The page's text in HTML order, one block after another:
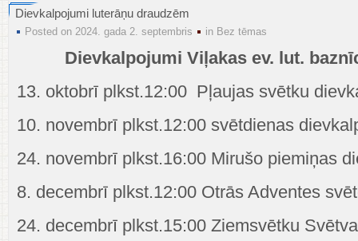
Dievkalpojumi luterāņu draudzēm
Posted on 2024. gada 2. septembris in Bez tēmas
Dievkalpojumi Viļakas ev. lut.
13. oktobrī plkst.12:00 Pļaujas svētku
10. novembrī plkst.12:00 svētdienas
24. novembrī plkst.16:00 Mirušo piemiņas
8. decembrī plkst.12:00 Otrās Adventes
24. decembrī plkst.15:00 Ziemsvētku